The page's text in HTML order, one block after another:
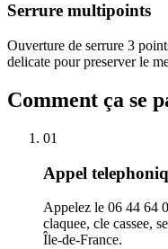
Serrure multipoints
Ouverture de serrure 3
delicate pour preserver le
Comment ça se
01
Appel
Appelez le 06 44 64
claquee, cle cassee,
Île-de-France.